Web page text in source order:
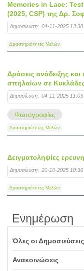
Memories in Lace:
(2025, CSP) της Δρ.
Δημοσίευση: 04-11-2025 13:38
Δραστηριότητες Μελών
Δράσεις ανάδειξης
σπηλαίων σε
Δημοσίευση: 04-11-2025 11:03
Φωτογραφίες
Δραστηριότητες Μελών
Δειγματοληψίες
Δημοσίευση: 20-10-2025 10:36
Δραστηριότητες Μελών
Ενημέρωση
Όλες οι Δημοσιεύσεις
Ανακοινώσεις